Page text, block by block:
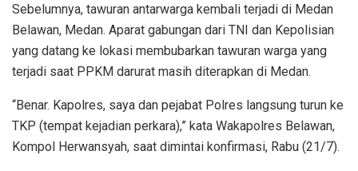
Sebelumnya, tawuran antarwarga kembali terjadi di Medan
Belawan, Medan. Aparat gabungan dari TNI dan Kepolisian
yang datang ke lokasi membubarkan tawuran warga yang
terjadi saat PPKM darurat masih diterapkan di Medan.
“Benar. Kapolres, saya dan pejabat Polres langsung turun ke
TKP (tempat kejadian perkara),” kata Wakapolres Belawan,
Kompol Herwansyah, saat dimintai konfirmasi, Rabu (21/7).